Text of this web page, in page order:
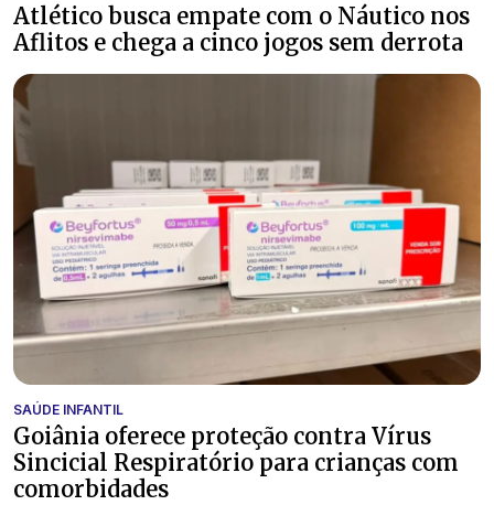
Atlético busca empate com o Náutico nos
Aflitos e chega a cinco jogos sem derrota
SAÚDE INFANTIL
Goiânia oferece proteção contra Vírus
Sincicial Respiratório para crianças com
comorbidades